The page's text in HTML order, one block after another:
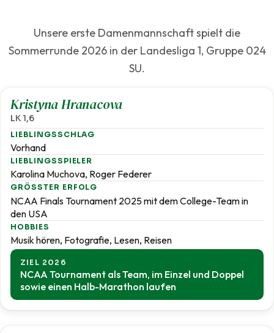
Unsere erste Damenmannschaft spielt die
Sommerrunde 2026 in der Landesliga 1, Gruppe 024
SU.
Kristyna Hranacova
LK 1,6
LIEBLINGSSCHLAG
Vorhand
LIEBLINGSSPIELER
Karolina Muchova, Roger Federer
GRÖSSTER ERFOLG
NCAA Finals Tournament 2025 mit dem College-Team in
den USA
HOBBIES
Musik hören, Fotografie, Lesen, Reisen
ZIEL 2026
NCAA Tournament als Team, im Einzel und Doppel
sowie einen Halb-Marathon laufen